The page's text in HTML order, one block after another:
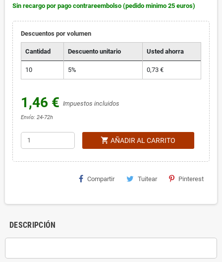
Sin recargo por pago contrareembolso (pedido minimo 25 euros)
Descuentos por volumen
Cantidad Descuento unitario Usted ahorra
10 5% 0,73 €
1,46 € Impuestos incluidos
Envío: 24-72h
shopping_cart AÑADIR AL CARRITO
Compartir Tuitear Pinterest
DESCRIPCIÓN